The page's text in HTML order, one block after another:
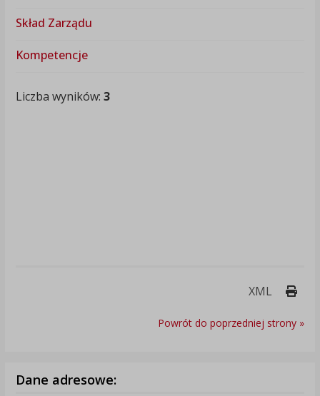
Skład Zarządu
Kompetencje
Liczba wyników: 3
XML
Powrót do poprzedniej strony »
Dane adresowe: